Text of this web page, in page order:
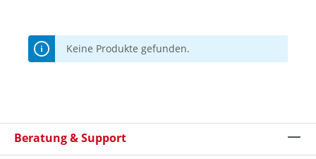
Keine Produkte gefunden.
Beratung & Support